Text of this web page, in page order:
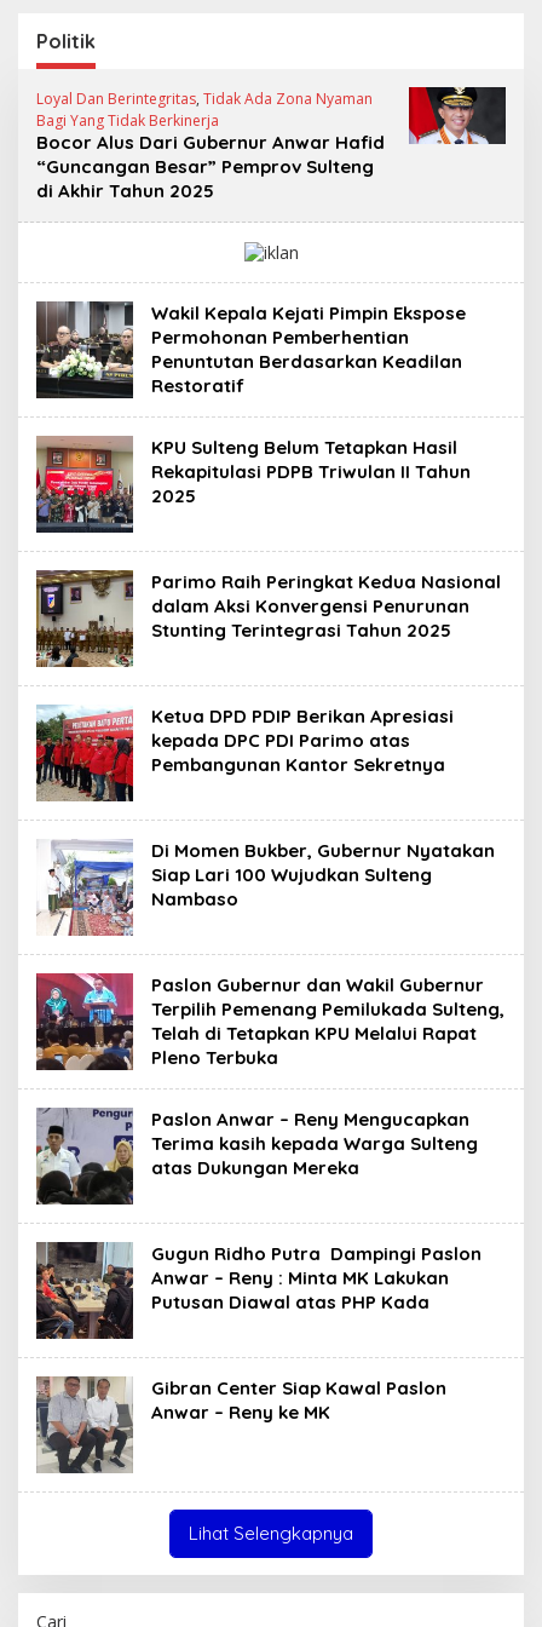
Sebagai Tersangka
Dugaan Korupsi
Pertambangan
Politik
Loyal Dan Berintegritas, Tidak Ada Zona Nyaman
Bagi Yang Tidak Berkinerja
Bocor Alus Dari Gubernur Anwar Hafid
“Guncangan Besar” Pemprov Sulteng
di Akhir Tahun 2025
Wakil Kepala Kejati Pimpin Ekspose
Permohonan Pemberhentian
Penuntutan Berdasarkan Keadilan
Restoratif
KPU Sulteng Belum Tetapkan Hasil
Rekapitulasi PDPB Triwulan II Tahun
2025
Parimo Raih Peringkat Kedua Nasional
dalam Aksi Konvergensi Penurunan
Stunting Terintegrasi Tahun 2025
Ketua DPD PDIP Berikan Apresiasi
kepada DPC PDI Parimo atas
Pembangunan Kantor Sekretnya
Di Momen Bukber, Gubernur Nyatakan
Siap Lari 100 Wujudkan Sulteng
Nambaso
Paslon Gubernur dan Wakil Gubernur
Terpilih Pemenang Pemilukada Sulteng,
Telah di Tetapkan KPU Melalui Rapat
Pleno Terbuka
Paslon Anwar – Reny Mengucapkan
Terima kasih kepada Warga Sulteng
atas Dukungan Mereka
Gugun Ridho Putra Dampingi Paslon
Anwar – Reny : Minta MK Lakukan
Putusan Diawal atas PHP Kada
Gibran Center Siap Kawal Paslon
Anwar – Reny ke MK
Lihat Selengkapnya
Cari